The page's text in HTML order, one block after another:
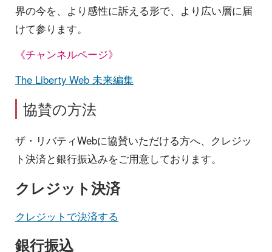
界の今を、より感性に訴える形で、より広い層に届
けて参ります。
《チャンネルページ》
The Liberty Web 未来編集
協賛の方法
ザ・リバティWebに協賛いただける方へ、クレジッ
ト決済と銀行振込みをご用意しております。
クレジット決済
クレジットで決済する
銀行振込